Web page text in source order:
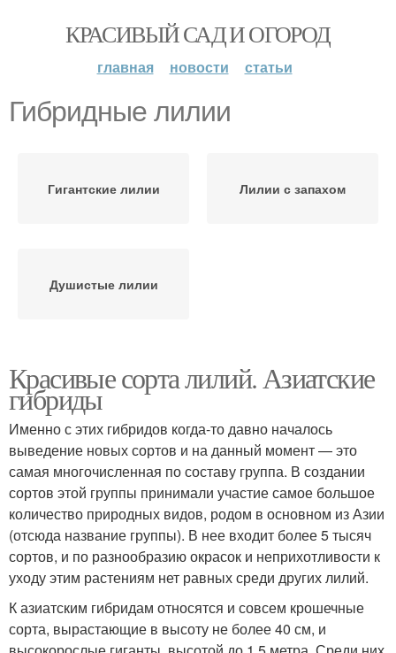
КРАСИВЫЙ САД И ОГОРОД
главная новости статьи
Гибридные лилии
Гигантские лилии Лилии с запахом
Душистые лилии
Красивые сорта лилий. Азиатские
гибриды
Именно с этих гибридов когда-то давно началось
выведение новых сортов и на данный момент — это
самая многочисленная по составу группа. В создании
сортов этой группы принимали участие самое большое
количество природных видов, родом в основном из Азии
(отсюда название группы). В нее входит более 5 тысяч
сортов, и по разнообразию окрасок и неприхотливости к
уходу этим растениям нет равных среди других лилий.
К азиатским гибридам относятся и совсем крошечные
сорта, вырастающие в высоту не более 40 см, и